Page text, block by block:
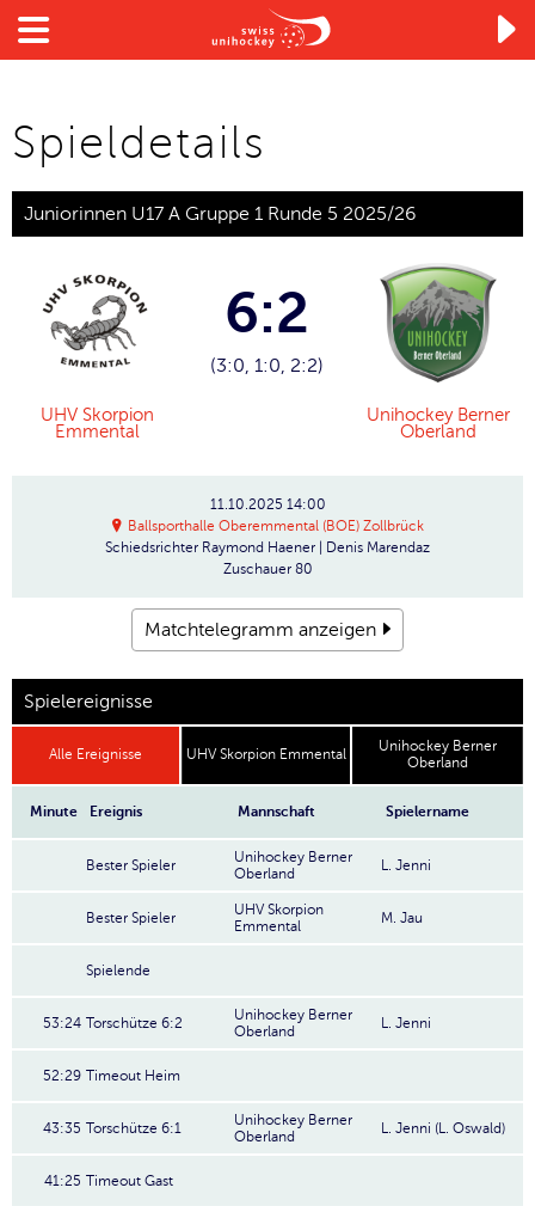

Spieldetails
Juniorinnen U17 A Gruppe 1 Runde 5 2025/26
UHV Skorpion
Emmental
6:2
(3:0, 1:0, 2:2)
Unihockey Berner
Oberland
11.10.2025 14:00
Ballsporthalle Oberemmental (BOE) Zollbrück
Schiedsrichter Raymond Haener | Denis Marendaz
Zuschauer 80
Matchtelegramm anzeigen
Spielereignisse
Alle Ereignisse UHV Skorpion Emmental
Unihockey Berner
Oberland
Minute Ereignis Mannschaft Spielername
Bester Spieler
Unihockey Berner
Oberland
L. Jenni
Bester Spieler
UHV Skorpion
Emmental
M. Jau
Spielende
53:24 Torschütze 6:2
Unihockey Berner
Oberland
L. Jenni
52:29 Timeout Heim
43:35 Torschütze 6:1
Unihockey Berner
Oberland
L. Jenni (L. Oswald)
41:25 Timeout Gast